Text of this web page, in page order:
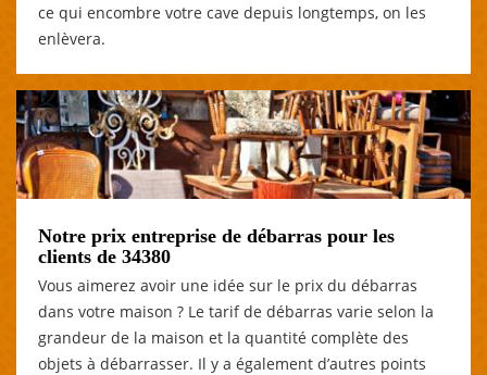
ce qui encombre votre cave depuis longtemps, on les
enlèvera.
Notre prix entreprise de débarras pour les
clients de 34380
Vous aimerez avoir une idée sur le prix du débarras
dans votre maison ? Le tarif de débarras varie selon la
grandeur de la maison et la quantité complète des
objets à débarrasser. Il y a également d’autres points